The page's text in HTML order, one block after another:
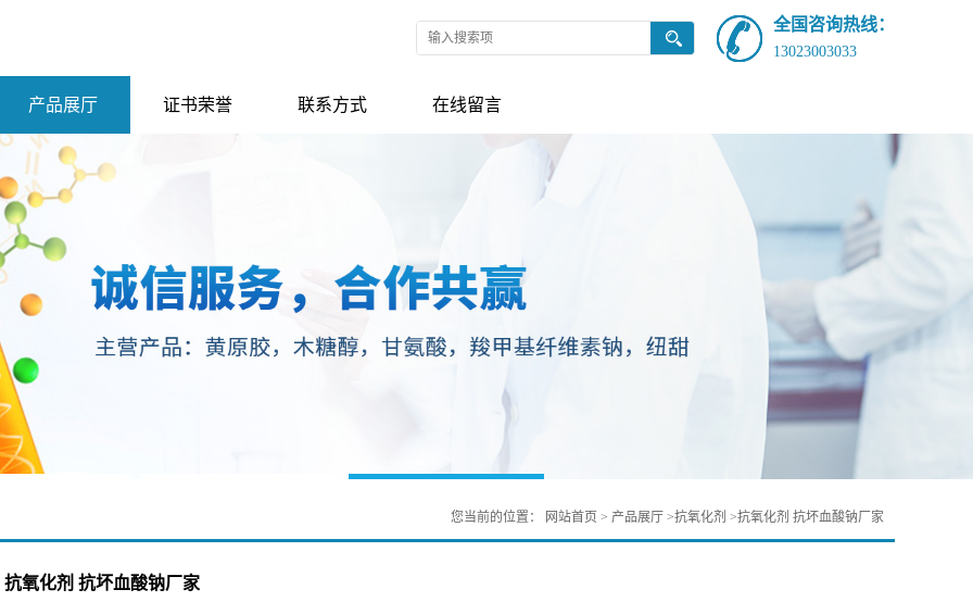
全国咨询热线：
13023003033
产品展厅 证书荣誉 联系方式 在线留言
您当前的位置： 网站首页 > 产品展厅 >抗氧化剂 >抗氧化剂 抗坏血酸钠厂家
抗氧化剂 抗坏血酸钠厂家